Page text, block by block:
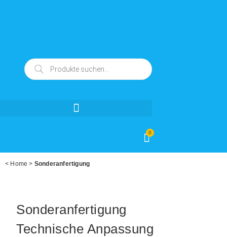
0
< Home > Sonderanfertigung
Sonderanfertigung
Technische Anpassung